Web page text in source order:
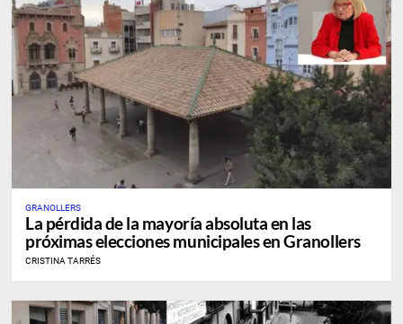
GRANOLLERS
La pérdida de la mayoría absoluta en las
próximas elecciones municipales en Granollers
CRISTINA TARRÉS